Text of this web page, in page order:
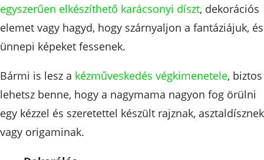
egyszerűen elkészíthető karácsonyi díszt, dekorációs
elemet vagy hagyd, hogy szárnyaljon a fantáziájuk, és
ünnepi képeket fessenek.
Bármi is lesz a kézműveskedés végkimenetele, biztos
lehetsz benne, hogy a nagymama nagyon fog örülni
egy kézzel és szeretettel készült rajznak, asztaldísznek
vagy origaminak.